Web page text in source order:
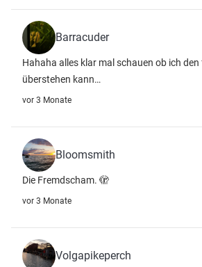
Barracuder
Hahaha alles klar mal schauen ob ich
überstehen kann…
vor 3 Monate
Bloomsmith
Die Fremdscham. 🫣
vor 3 Monate
Volgapikeperch